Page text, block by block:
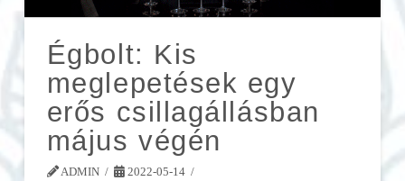
Égbolt: Kis
meglepetések egy
erős csillagállásban
május végén
ADMIN
2022-05-14